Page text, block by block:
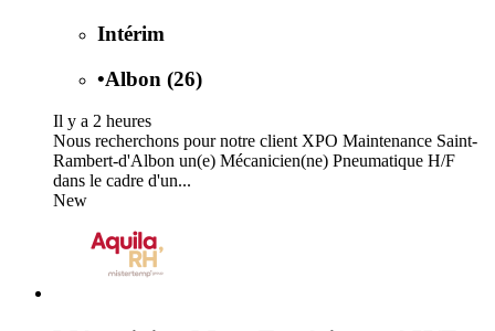
Intérim
•Albon (26)
Il y a 2 heures
Nous recherchons pour notre client XPO Maintenance Saint-
Rambert-d'Albon un(e) Mécanicien(ne) Pneumatique H/F
dans le cadre d'un...
New